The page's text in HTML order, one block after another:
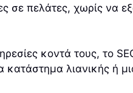
σε πελάτες, χωρίς να
κοντά τους, το
κατάστημα λιανικής ή